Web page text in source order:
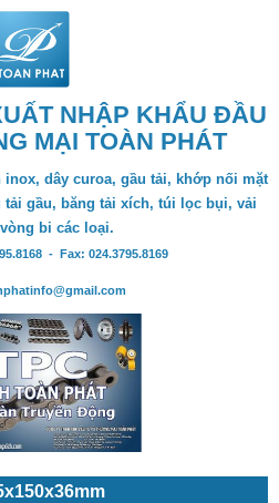
NHẬP KHẨU ĐẦU
MẠI TOÀN PHÁT
dây curoa, gầu tải, khớp nối mặt
tải gầu, băng tải xích, túi lọc bụi, vải
bi các loại.
- Fax: 024.3795.8169